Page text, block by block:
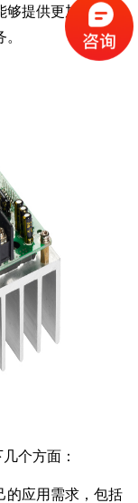
提供更加灵活和
个方面：
的应用需求，包括